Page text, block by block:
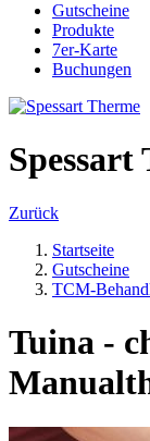
Gutscheine
Produkte
7er-Karte
Buchungen
Spessart
Zurück
Startseite
Gutscheine
TCM-
Tuina -